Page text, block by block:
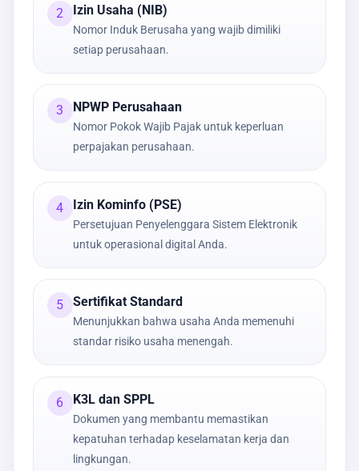
2 Izin Usaha (NIB)
Nomor Induk Berusaha yang wajib dimiliki
setiap perusahaan.
3 NPWP Perusahaan
Nomor Pokok Wajib Pajak untuk keperluan
perpajakan perusahaan.
4 Izin Kominfo (PSE)
Persetujuan Penyelenggara Sistem Elektronik
untuk operasional digital Anda.
5 Sertifikat Standard
Menunjukkan bahwa usaha Anda memenuhi
standar risiko usaha menengah.
6 K3L dan SPPL
Dokumen yang membantu memastikan
kepatuhan terhadap keselamatan kerja dan
lingkungan.